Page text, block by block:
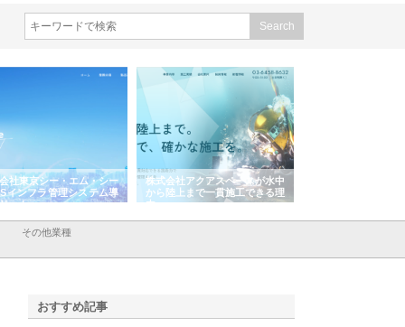
社東京シー・エム・シー
インフラ管理システム導
ット
株式会社アクアスペースが水中
から陸上まで一貫施工できる理
由
その他業種
おすすめ記事